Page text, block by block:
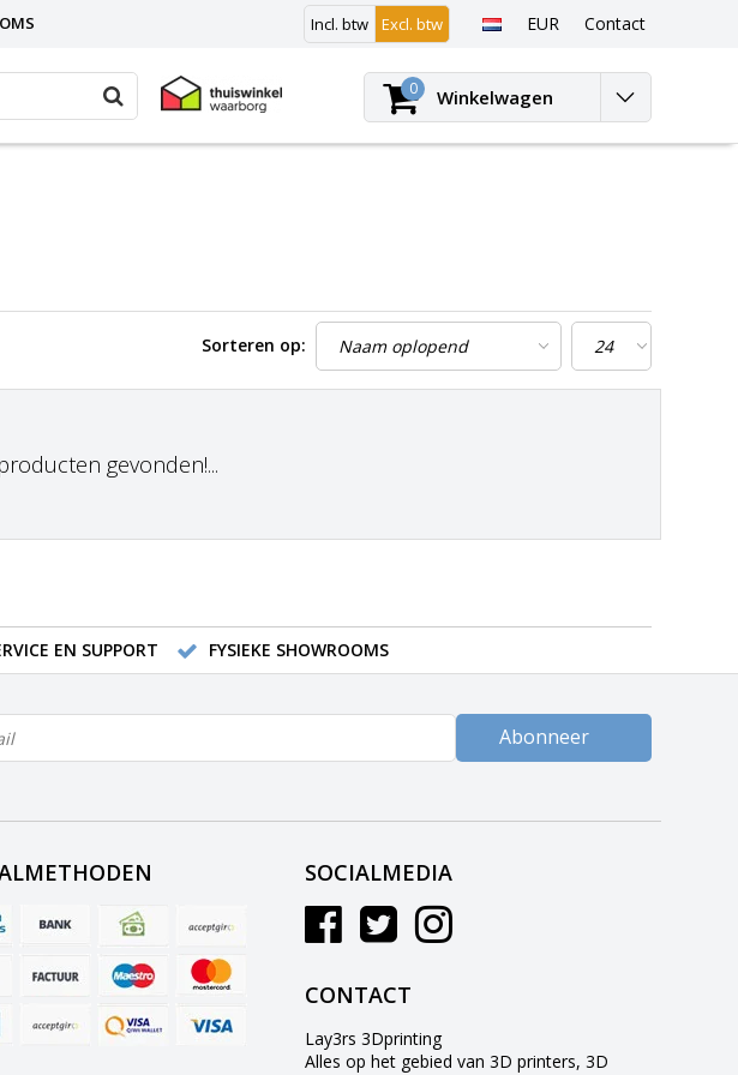
Incl. btw Excl. btw EUR Contact
Inloggen
0 Winkelwagen
Sorteren op:
gevonden!...
EN SUPPORT FYSIEKE SHOWROOMS
Abonneer
SOCIALMEDIA
CONTACT
Lay3rs 3Dprinting
Alles op het gebied van 3D printers, 3D